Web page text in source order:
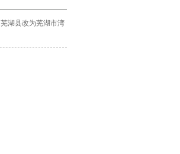
芜湖县改为芜湖市湾